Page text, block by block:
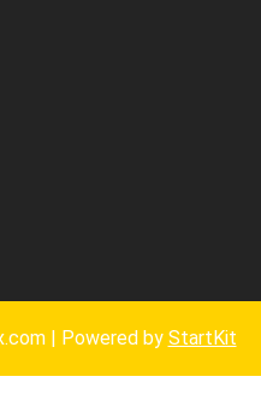
| Powered by StartKit